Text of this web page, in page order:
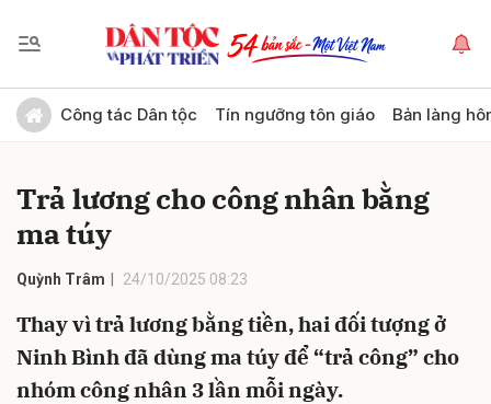
Công tác Dân tộc Tín ngưỡng tôn giáo Bản làng
Trả lương cho công nhân bằng
ma túy
Quỳnh Trâm 24/10/2025 08:23
Thay vì trả lương bằng tiền, hai đối tượng ở
Ninh Bình đã dùng ma túy để “trả công” cho
nhóm công nhân 3 lần mỗi ngày.
Gửi bình luận
Hủy Gửi